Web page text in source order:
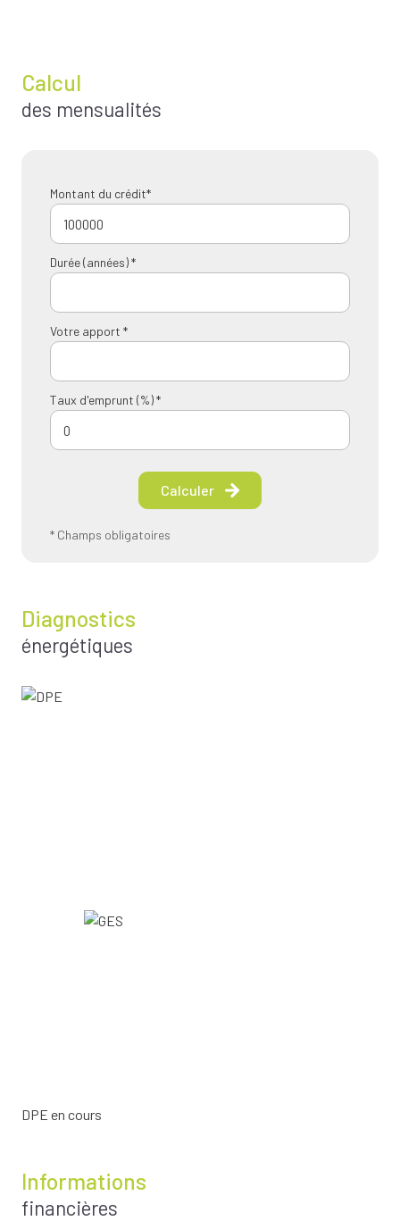
Calcul
des mensualités
Montant du crédit*
Durée (années) *
Votre apport *
Taux d'emprunt (%) *
Calculer
* Champs obligatoires
Diagnostics
énergétiques
DPE en cours
Informations
financières